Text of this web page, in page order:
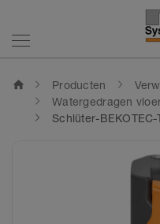
home Producten
Watergedragen
Schlüter-BEKOTEC-